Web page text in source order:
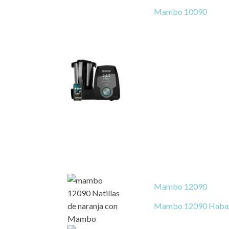
Mambo 10090
Mambo 12090
Mambo 12090